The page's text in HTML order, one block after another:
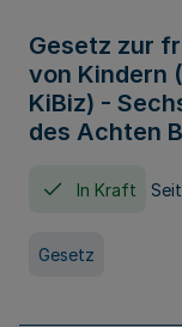
Gesetz zur
von Kindern
KiBiz) -
des Achten
In Kraft
Gesetz